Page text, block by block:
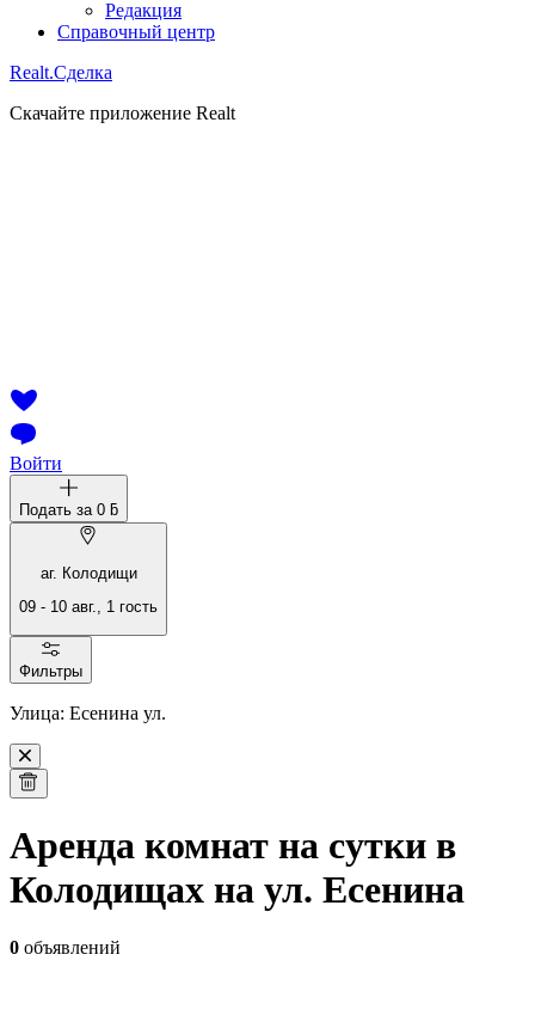
Редакция
Справочный центр
Realt.Сделка
Скачайте приложение Realt
Войти
Подать за 0 ƃ
аг. Колодищи
09 - 10 авг., 1 гость
Фильтры
Улица: Есенина ул.
Аренда комнат на сутки в
Колодищах на ул. Есенина
0 объявлений